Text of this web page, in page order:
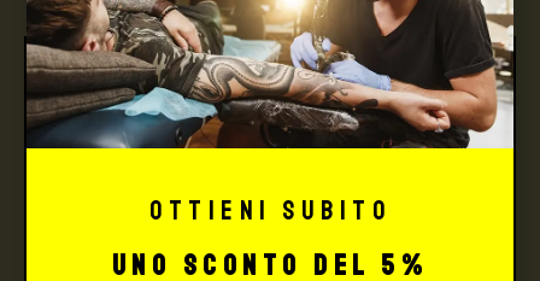
Ottieni subito
uno sconto del 5%